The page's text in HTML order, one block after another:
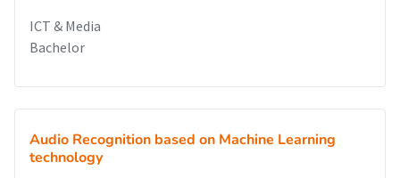
ICT & Media
Bachelor
Audio Recognition based on Machine Learning
technology